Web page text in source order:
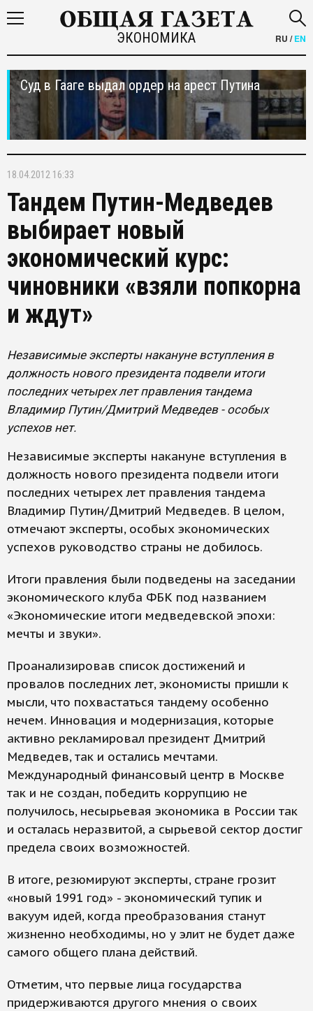
ЭКОНОМИКА RU /EN
Суд в Гааге выдал ордер на арест Путина
18.04.2012 16:33
Тандем Путин-Медведев
выбирает новый
экономический курс:
чиновники «взяли попкорна
и ждут»
Независимые эксперты накануне вступления в
должность нового президента подвели итоги
последних четырех лет правления тандема
Владимир Путин/Дмитрий Медведев - особых
успехов нет.
Независимые эксперты накануне вступления в
должность нового президента подвели итоги
последних четырех лет правления тандема
Владимир Путин/Дмитрий Медведев. В целом,
отмечают эксперты, особых экономических
успехов руководство страны не добилось.
Итоги правления были подведены на заседании
экономического клуба ФБК под названием
«Экономические итоги медведевской эпохи:
мечты и звуки».
Проанализировав список достижений и
провалов последних лет, экономисты пришли к
мысли, что похвастаться тандему особенно
нечем. Инновация и модернизация, которые
активно рекламировал президент Дмитрий
Медведев, так и остались мечтами.
Международный финансовый центр в Москве
так и не создан, победить коррупцию не
получилось, несырьевая экономика в России так
и осталась неразвитой, а сырьевой сектор достиг
предела своих возможностей.
В итоге, резюмируют эксперты, стране грозит
«новый 1991 год» - экономический тупик и
вакуум идей, когда преобразования станут
жизненно необходимы, но у элит не будет даже
самого общего плана действий.
Отметим, что первые лица государства
придерживаются другого мнения о своих